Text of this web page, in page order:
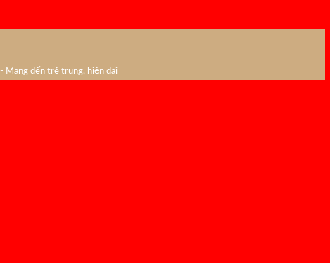
Mang đến trẻ trung, hiện đại